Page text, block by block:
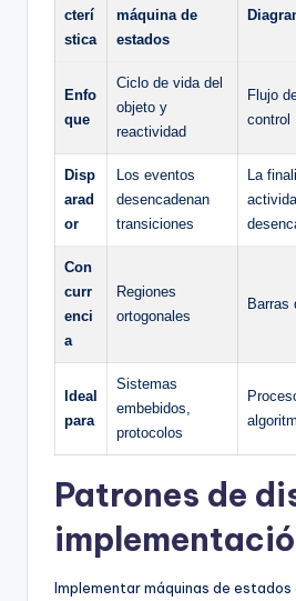
cterí
stica
máquina de
estados
Enfo
que
Ciclo de vida del
objeto y
reactividad
Flujo
control
Disp
arad
or
Los eventos
desencadenan
transiciones
La
Con
curr
enci
a
Regiones
ortogonales
Barras
Ideal
para
Sistemas
embebidos,
protocolos
Patrones de
Implementar máquinas de estados